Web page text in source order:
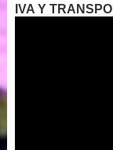
IVA Y